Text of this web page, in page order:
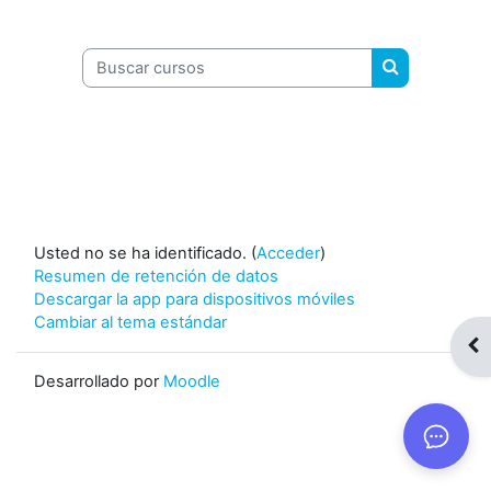
Buscar cursos
Buscar
Usted no se ha identificado. (Acceder)
Resumen de retención de datos
Descargar la app para dispositivos móviles
Cambiar al tema estándar
Desarrollado por Moodle